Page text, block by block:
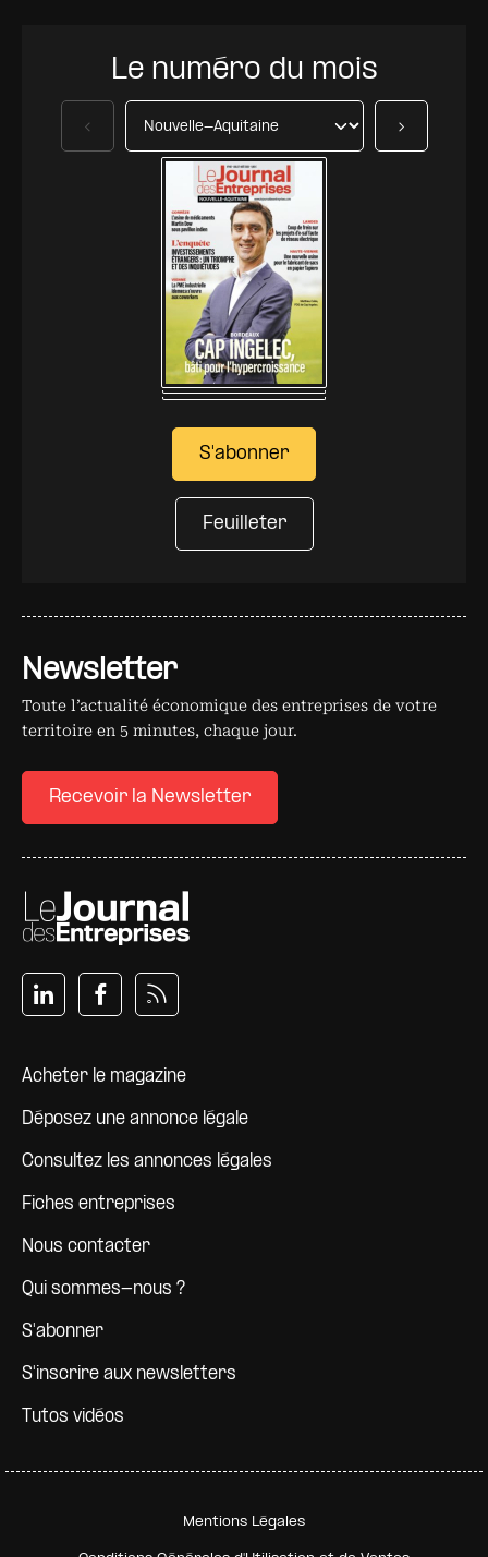
Newsletter
Toute l’actualité économique des entreprises de votre
territoire en 5 minutes, chaque jour.
Recevoir la Newsletter
Pied de page
Acheter le magazine
Déposez une annonce légale
Consultez les annonces légales
Fiches entreprises
Nous contacter
Qui sommes-nous ?
S'abonner
S'inscrire aux newsletters
Tutos vidéos
Le numéro du mois
S'abonner
Feuilleter
Précédent Suivant
Pied de page secondaire
Mentions Légales